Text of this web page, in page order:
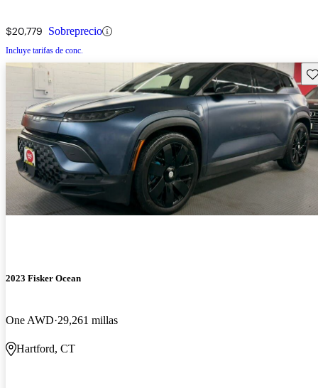
$20,779 Sobreprecio
Incluye tarifas de conc.
2023 Fisker Ocean
One AWD 29,261 millas
Hartford, CT